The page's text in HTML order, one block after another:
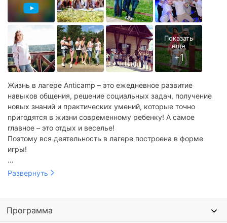
Жизнь в лагере Anticamp – это ежедневное развитие
навыков общения, решение социальных задач, получение
новых знаний и практических умений, которые точно
пригодятся в жизни современному ребенку! А самое
главное – это отдых и веселье!
Поэтому вся деятельность в лагере построена в форме
игры!
Размещение в комфортабельных коттеджах от 3 до 5
Сауна с бассейном.
База окружена лесным массивом, охраняется ЧОП,
оснащена системой видеонаблюдения.
Развернуть
Программа